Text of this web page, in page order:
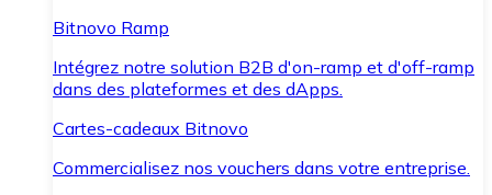
Bitnovo Ramp
Intégrez notre solution B2B d'on-ramp et d'off-ramp
dans des plateformes et des dApps.
Cartes-cadeaux Bitnovo
Commercialisez nos vouchers dans votre entreprise.